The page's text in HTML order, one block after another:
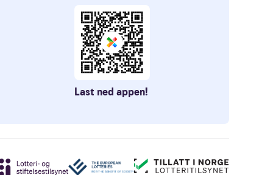
Last ned appen!